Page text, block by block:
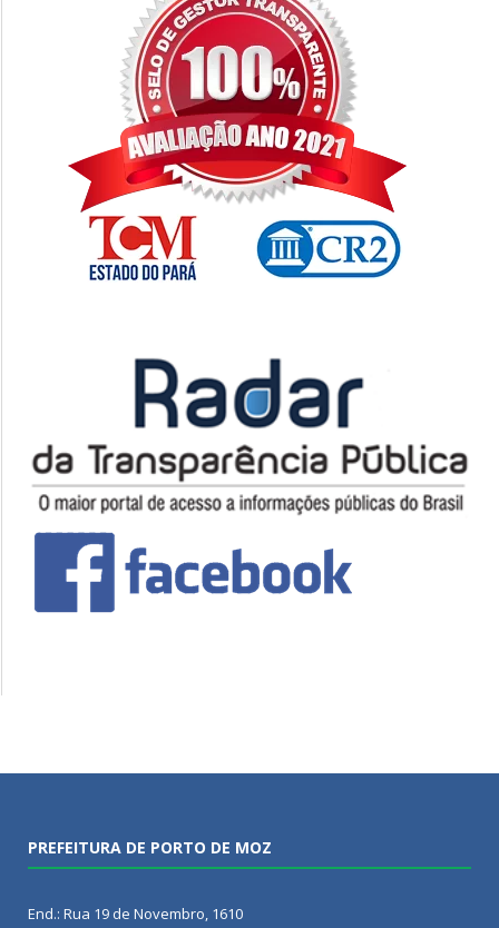
PREFEITURA DE PORTO DE MOZ
End.: Rua 19 de Novembro, 1610